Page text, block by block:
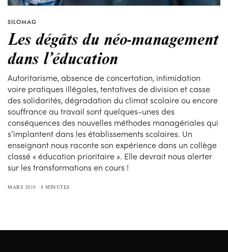
SILOMAG
Les dégâts du néo-management
dans l’éducation
Autoritarisme, absence de concertation, intimidation
voire pratiques illégales, tentatives de division et casse
des solidarités, dégradation du climat scolaire ou encore
souffrance au travail sont quelques-unes des
conséquences des nouvelles méthodes managériales qui
s’implantent dans les établissements scolaires. Un
enseignant nous raconte son expérience dans un collège
classé « éducation prioritaire ». Elle devrait nous alerter
sur les transformations en cours !
MARS 2019 8 MINUTES